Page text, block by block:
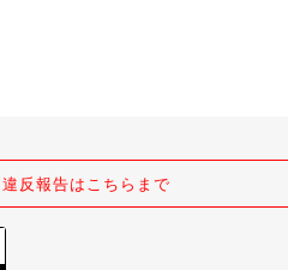
反報告はこちらまで